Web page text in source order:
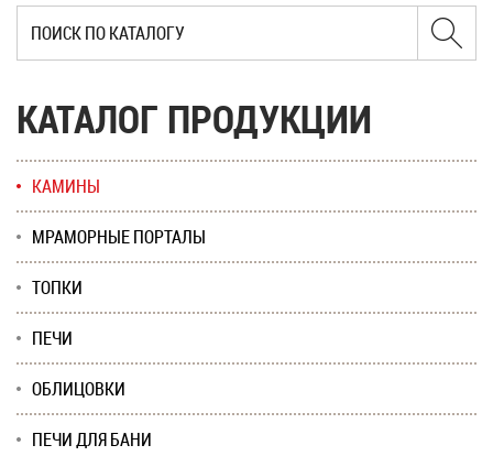
КАТАЛОГ ПРОДУКЦИИ
КАМИНЫ
МРАМОРНЫЕ ПОРТАЛЫ
ТОПКИ
ПЕЧИ
ОБЛИЦОВКИ
ПЕЧИ ДЛЯ БАНИ